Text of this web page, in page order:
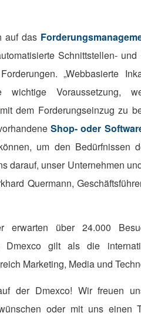
auf das
Schnittstellen-
„Webbasierte
wichtige
mit dem Forderungseinzug zu
Shop- oder
um den Bedürfnissen
darauf, unser Unternehmen
Quermann,
erwarten über 24.000
Dmexco gilt als die
Marketing, Media und
der Dmexco! Wir freuen
oder mit uns einen